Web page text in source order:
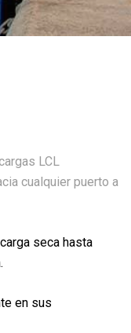
LCL
cualquier puerto a
seca hasta
en sus